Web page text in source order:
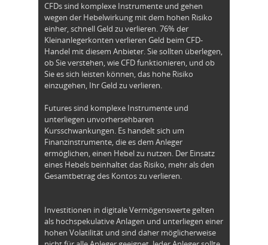
CFDs sind komplexe Instrumente und gehen
wegen der Hebelwirkung mit dem hohen Risiko
einher, schnell Geld zu verlieren. 76% der
Kleinanlegerkonten verlieren Geld beim CFD-
Handel mit diesem Anbieter. Sie sollten überlegen,
ob Sie verstehen, wie CFD funktionieren, und ob
Sie es sich leisten können, das hohe Risiko
einzugehen, Ihr Geld zu verlieren.
Futures sind komplexe Instrumente und
unterliegen unvorhersehbaren
Kursschwankungen. Es handelt sich um
Finanzinstrumente, die es dem Anleger
ermöglichen, einen Hebel zu nutzen. Der Einsatz
eines Hebels beinhaltet das Risiko, mehr als den
Gesamtbetrag des Kontos zu verlieren.
Investitionen in digitale Vermögenswerte gelten
als hochspekulative Anlagen und unterliegen einer
hohen Volatilität und sind daher möglicherweise